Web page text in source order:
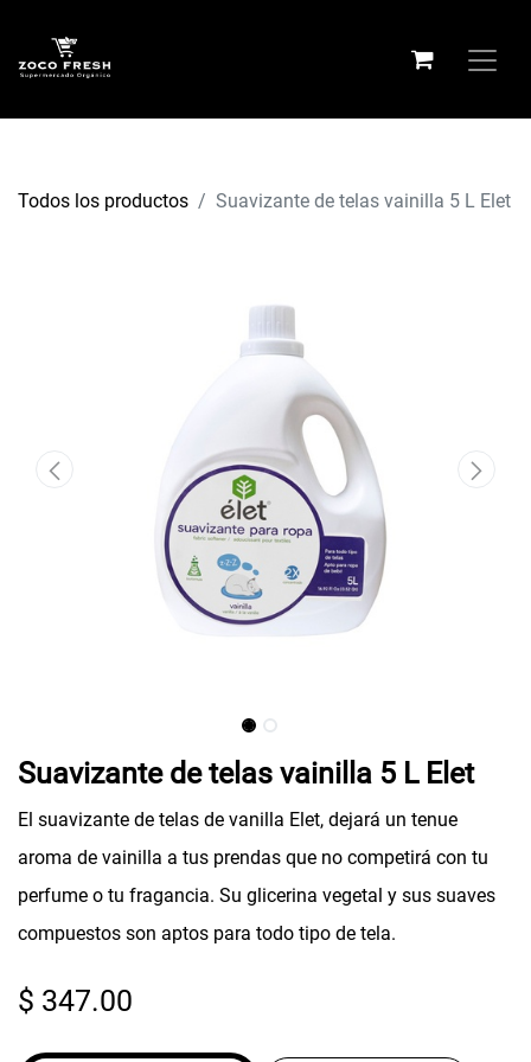
Todos los productos Suavizante de telas vainilla 5 L Elet
Suavizante de telas vainilla 5 L Elet
El suavizante de telas de vanilla Elet, dejará un tenue
aroma de vainilla a tus prendas que no competirá con tu
perfume o tu fragancia. Su glicerina vegetal y sus suaves
compuestos son aptos para todo tipo de tela.
$ 347.00